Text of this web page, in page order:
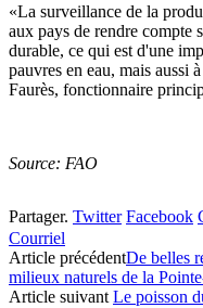
«La surveillance de la
aux pays de rendre compte
durable, ce qui est d'une
pauvres en eau, mais aussi
Faurès, fonctionnaire
Source: FAO
Partager. Twitter Facebook
Courriel
Article précédentDe belles
milieux naturels de la
Article suivant Le poisson